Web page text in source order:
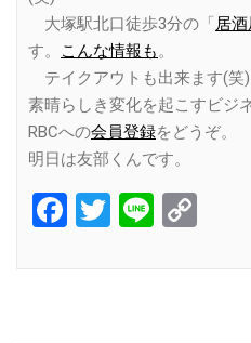
大塚駅北口徒歩3分の「居
す。
こんな情報も。
テイクアウトも出来ます(笑)
素晴らしき変化を起こすビジ
RBCへの会員登録をどうぞ。
明日は友部くんです。
Facebook
Twitter
Line